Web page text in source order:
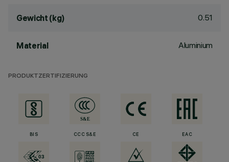
Gewicht (kg) 0.51
Material Aluminium
PRODUKTZERTIFIZIERUNG
BIS CCC S&E CE EAC